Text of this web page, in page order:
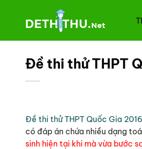
dung
Đề thi thử THPT
Đề thi thử THPT Quốc Gia
có đáp án chứa nhiều dạng
sinh hiện tại khi mà vừa bước